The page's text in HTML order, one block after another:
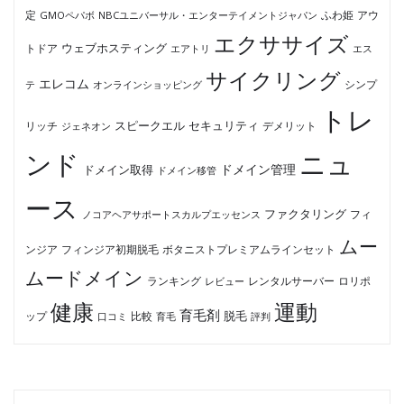
定 GMOペパボ NBCユニバーサル・エンターテイメントジャパン ふわ姫 アウ
トドア ウェブホスティング エアトリ エクササイズ エス
テ エレコム オンラインショッピング サイクリング シンプ
リッチ ジェネオン スピークエル セキュリティ デメリット
トレ
ンド
ドメイン取得 ドメイン移管 ドメイン管理 ニュ
ース
ノコアヘアサポートスカルプエッセンス ファクタリング フィ
ンジア フィンジア初期脱毛 ボタニストプレミアムラインセット
ムー
ムードメイン ランキング レビュー レンタルサーバー ロリポ
ップ 健康 口コミ 比較 育毛 育毛剤 脱毛 評判 運動